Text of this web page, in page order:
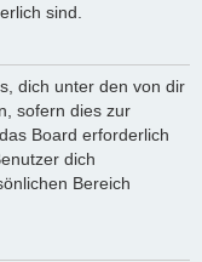
sind.
dich unter den von dir
sofern dies zur
Board erforderlich
dich
Bereich